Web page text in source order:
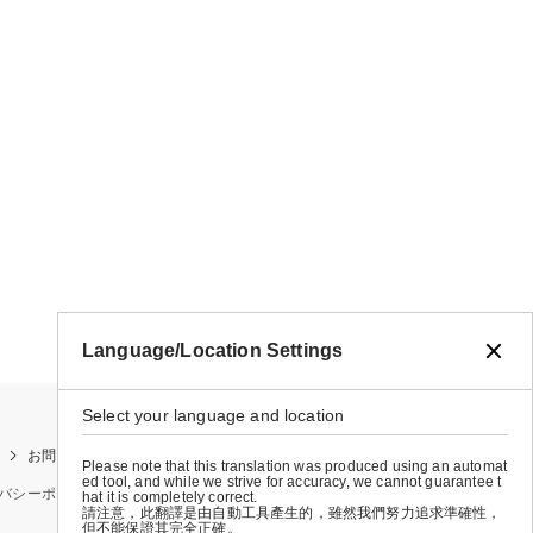
お問い合わせ
シーポリシー 特定商取引法に基づく表示 会社概要
Language/Location Settings
Select your language and location
Please note that this translation was produced using an automat
ed tool, and while we strive for accuracy, we cannot guarantee t
hat it is completely correct.
請注意，此翻譯是由自動工具產生的，雖然我們努力追求準確性，
但不能保證其完全正確。